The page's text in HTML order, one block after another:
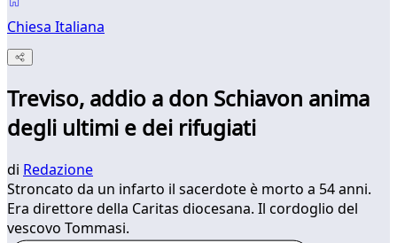
Chiesa Italiana
Treviso, addio a don Schiavon anima
degli ultimi e dei rifugiati
di Redazione
Stroncato da un infarto il sacerdote è morto a 54 anni.
Era direttore della Caritas diocesana. Il cordoglio del
vescovo Tommasi.